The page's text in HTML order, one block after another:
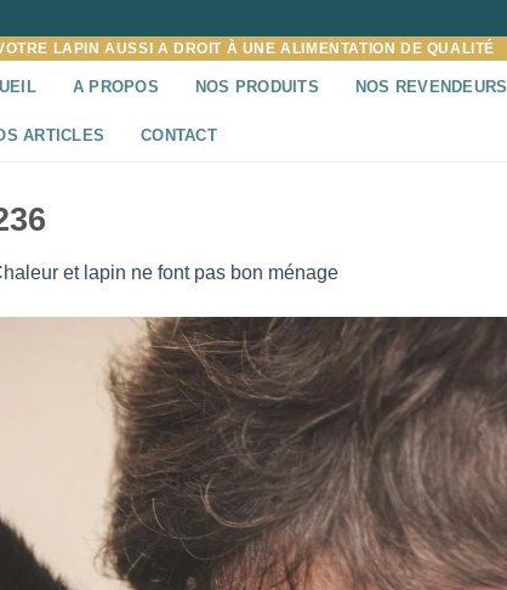
LAPIN AUSSI A DROIT À UNE ALIMENTATION DE QUALITÉ
A PROPOS NOS PRODUITS NOS REVENDEURS
ARTICLES CONTACT
et lapin ne font pas bon ménage